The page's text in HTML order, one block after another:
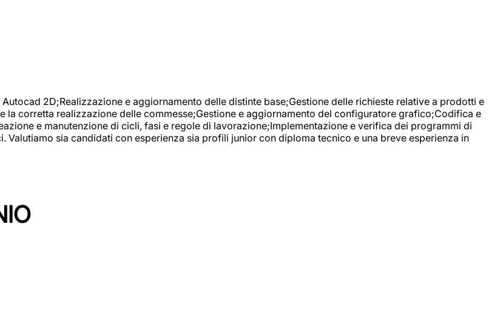
2D;Realizzazione e aggiornamento delle distinte base;Gestione delle richieste relative a prodotti e
corretta realizzazione delle commesse;Gestione e aggiornamento del configuratore grafico;Codifica e
e manutenzione di cicli, fasi e regole di lavorazione;Implementazione e verifica dei programmi di
sia candidati con esperienza sia profili junior con diploma tecnico e una breve esperienza in